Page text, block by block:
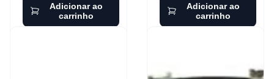
Adicionar ao
carrinho
Adicionar ao
carrinho